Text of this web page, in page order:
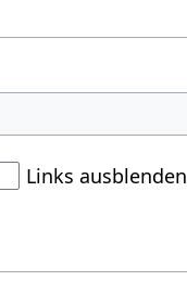
Links ausblenden